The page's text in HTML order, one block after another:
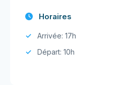
Horaires
Arrivée: 17h
Départ: 10h